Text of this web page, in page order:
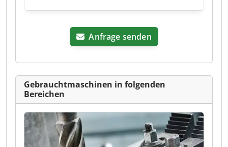
Anfrage senden
Gebrauchtmaschinen in folgenden
Bereichen